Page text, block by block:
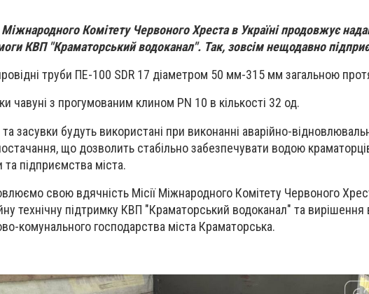
Міжнародного Комітету Червоного Хреста в Україні продовжує
КВП "Краматорський водоканал". Так, зовсім нещодавно
труби ПЕ-100 SDR 17 діаметром 50 мм-315 мм загальною
чавуні з прогумованим клином PN 10 в кількості 32 од.
засувки будуть використані при виконанні аварійно-
що дозволить стабільно забезпечувати водою
та підприємства міста.
свою вдячність Місії Міжнародного Комітету Червоного
технічну підтримку КВП "Краматорський водоканал" та
комунального господарства міста Краматорська.